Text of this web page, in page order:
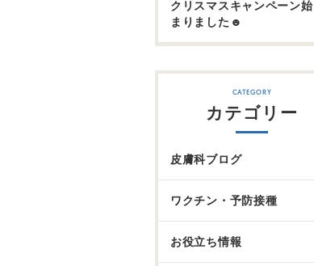
クリスマスキャンペーン始
まりました☻
カテゴリー
皮膚科ブログ
ワクチン・予防接種
お役立ち情報